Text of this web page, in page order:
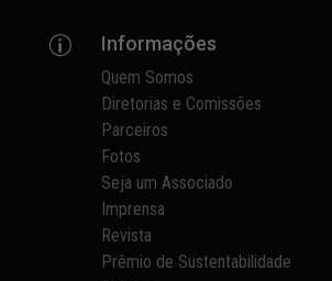
p Informações
Quem Somos
Diretorias e Comissões
Parceiros
Fotos
Seja um Associado
Imprensa
Revista
Prêmio de Sustentabilidade